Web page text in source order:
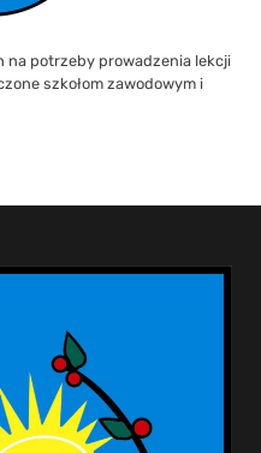
potrzeby prowadzenia lekcji
szkołom zawodowym i